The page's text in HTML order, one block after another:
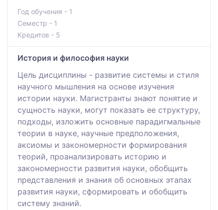
Год обучения - 1
Семестр - 1
Кредитов - 5
История и философия науки
Цель дисциплины - развитие системы и стиля
научного мышления на основе изучения
истории науки. Магистранты знают понятие и
сущность науки, могут показать ее структуру,
подходы, изложить основные парадигмальные
теории в науке, научные предположения,
аксиомы и закономерности формирования
теорий, проанализировать историю и
закономерности развития науки, обобщить
представления и знания об основных этапах
развития науки, сформировать и обобщить
систему знаний.